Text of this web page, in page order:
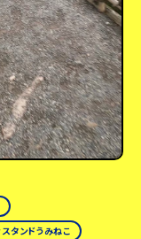
スタンドうみねこ